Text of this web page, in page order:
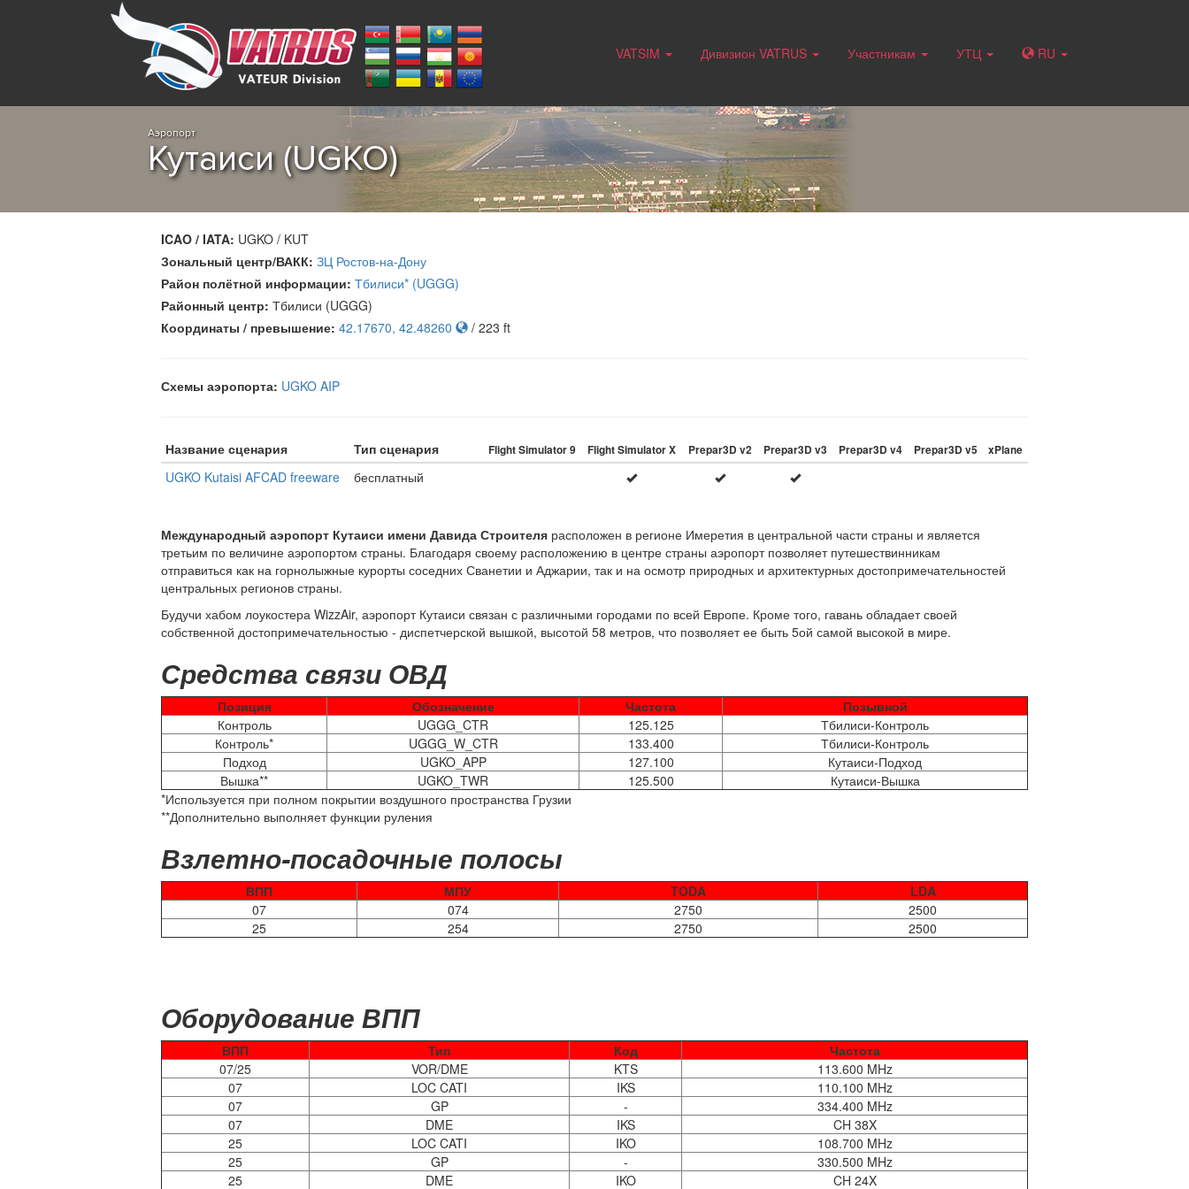
VATSIM Дивизион VATRUS Участникам УТЦ RU
Аэропорт
Кутаиси (UGKO)
ICAO / IATA: UGKO / KUT
Зональный центр/ВАКК: ЗЦ Ростов-на-Дону
Район полётной информации: Тбилиси* (UGGG)
Районный центр: Тбилиси (UGGG)
Координаты / превышение: 42.17670, 42.48260 / 223 ft
Схемы аэропорта: UGKO AIP
Название сценария Тип сценария Flight Simulator 9 Flight Simulator X Prepar3D v2 Prepar3D v3 Prepar3D v4 Prepar3D v5 xPlane
UGKO Kutaisi AFCAD freeware бесплатный
Международный аэропорт Кутаиси имени Давида Строителя расположен в регионе Имеретия в центральной части страны и является
третьим по величине аэропортом страны. Благодаря своему расположению в центре страны аэропорт позволяет путешествинникам
отправиться как на горнолыжные курорты соседних Сванетии и Аджарии, так и на осмотр природных и архитектурных достопримечательностей
центральных регионов страны.
Будучи хабом лоукостера WizzAir, аэропорт Кутаиси связан с различными городами по всей Европе. Кроме того, гавань обладает своей
собственной достопримечательностью - диспетчерской вышкой, высотой 58 метров, что позволяет ее быть 5ой самой высокой в мире.
Средства связи ОВД
Позиция Обозначение Частота
Позывной
Контроль
UGGG_CTR 125.125
Тбилиси-Контроль
Контроль*
UGGG_W_CTR 133.400
Тбилиси-Контроль
Подход
UGKO_APP 127.100
Кутаиси-Подход
Вышка**
UGKO_TWR 125.500
Кутаиси-Вышка
*Используется при полном покрытии воздушного пространства Грузии
**Дополнительно выполняет функции руления
Взлетно-посадочные полосы
ВПП МПУ TODA
LDA
07
074 2750
2500
25
254 2750 2500
Оборудование ВПП
ВПП Тип Код
Частота
07/25
VOR/DME KTS
113.600 MHz
07
LOC CATI IKS
110.100 MHz
07
GP -
334.400 MHz
07
DME IKS
CH 38X
25
LOC CATI IKO
108.700 MHz
25
GP -
330.500 MHz
25
DME IKO CH 24X